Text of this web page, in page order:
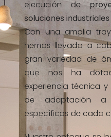
ejecución de
soluciones
Con una amplia
hemos llevado a
gran variedad de
que nos ha
experiencia técnica
de adaptación a
específicos de cada